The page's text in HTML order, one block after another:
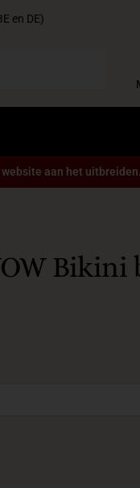
en DE)
aan het uitbreiden.